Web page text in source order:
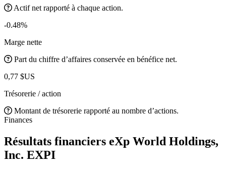
Actif net rapporté à chaque action.
-0.48%
Marge nette
Part du chiffre d’affaires conservée en bénéfice net.
0,77 $US
Trésorerie / action
Montant de trésorerie rapporté au nombre d’actions.
Finances
Résultats financiers eXp World Holdings,
Inc. EXPI